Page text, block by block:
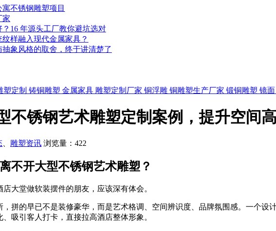
不锈钢雕塑项目
家
16 年源头工厂教你避坑选对
样融入现代金属家具？
象风格的取舍，终于讲清楚了
塑定制 铸铜雕塑 金属家具 雕塑定制厂家 铜浮雕 铜雕塑生产厂家 锻铜雕塑 镜面
不锈钢艺术雕塑定制案例，提升空间
雕塑资讯 浏览量：422
不开大型不锈钢艺术雕塑？
店大堂做软装摆件的朋友，应该深有体会。
拼的早已不是装修豪华，而是艺术格调、空间辨识度、品牌氛围感。一个
吸引客人打卡，直接拉高酒店整体形象。